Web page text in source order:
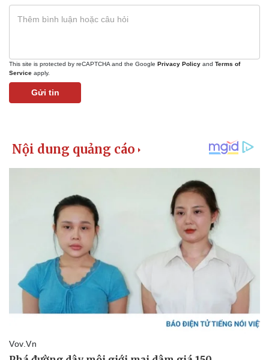
Vụ án
Tin nóng
Vũ khí
This site is protected by reCAPTCHA and the Google Privacy Policy and Terms of
Service apply.
Gửi tin